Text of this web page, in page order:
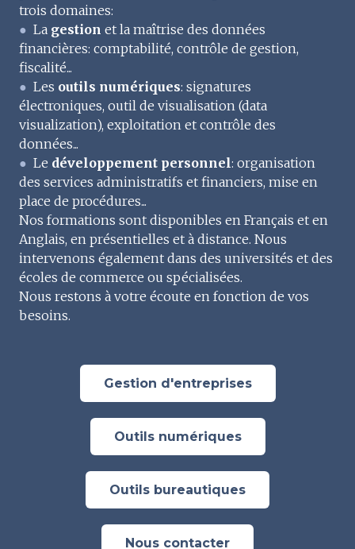
trois domaines:
● La gestion et la maîtrise des données
financières: comptabilité, contrôle de gestion,
fiscalité...
● Les outils numériques: signatures
électroniques, outil de visualisation (data
visualization), exploitation et contrôle des
données...
● Le développement personnel: organisation
des services administratifs et financiers, mise en
place de procédures...
Nos formations sont disponibles en Français et en
Anglais, en présentielles et à distance. Nous
intervenons également dans des universités et des
écoles de commerce ou spécialisées.
Nous restons à votre écoute en fonction de vos
besoins.
Gestion d'entreprises
Outils numériques
Outils bureautiques
Nous contacter